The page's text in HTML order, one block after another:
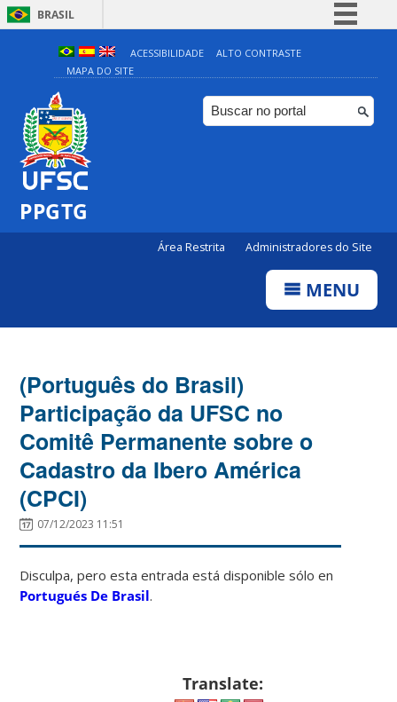
BRASIL
Simplifique!
Comunica BR
Participe
ACESSIBILIDADE
ALTO CONTRASTE
MAPA DO SITE
PPGTG
Área Restrita Administradores do Site
MENU
(Português do Brasil)
Participação da UFSC no
Comitê Permanente sobre o
Cadastro da Ibero América
(CPCI)
07/12/2023 11:51
Disculpa, pero esta entrada está disponible sólo en
Portugués De Brasil.
Translate: